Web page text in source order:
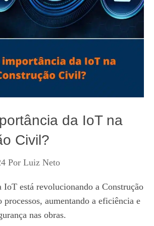
da IoT na
Civil?
Por Luiz Neto
IoT está revolucionando a Construção
aumentando a eficiência e
nas obras.